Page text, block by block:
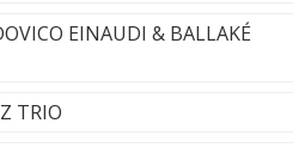
EINAUDI & BALLAKÉ
TRIO